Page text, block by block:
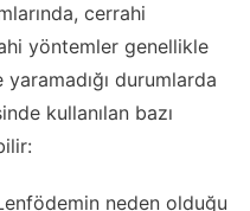
cerrahi
yöntemler genellikle
durumlarda
kullanılan bazı
neden olduğu